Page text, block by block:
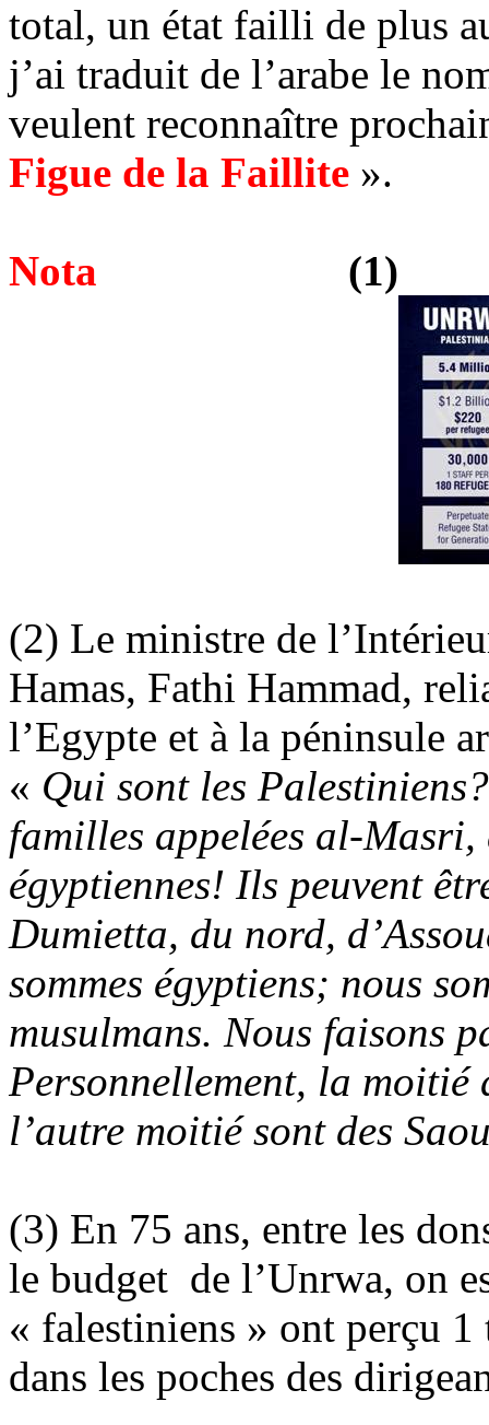
total, un état failli de plus
j’ai traduit de l’arabe le
veulent reconnaître
Figue de la Faillite ».
Nota (1)
(2) Le ministre de
Hamas, Fathi Hammad,
l’Egypte et à la péninsule
« Qui sont les
familles appelées al-
égyptiennes! Ils peuvent
Dumietta, du nord,
sommes égyptiens; nous
musulmans. Nous faisons
Personnellement, la moitié
l’autre moitié sont des
(3) En 75 ans, entre les
le budget de l’Unrwa, on
« falestiniens » ont perçu
dans les poches des